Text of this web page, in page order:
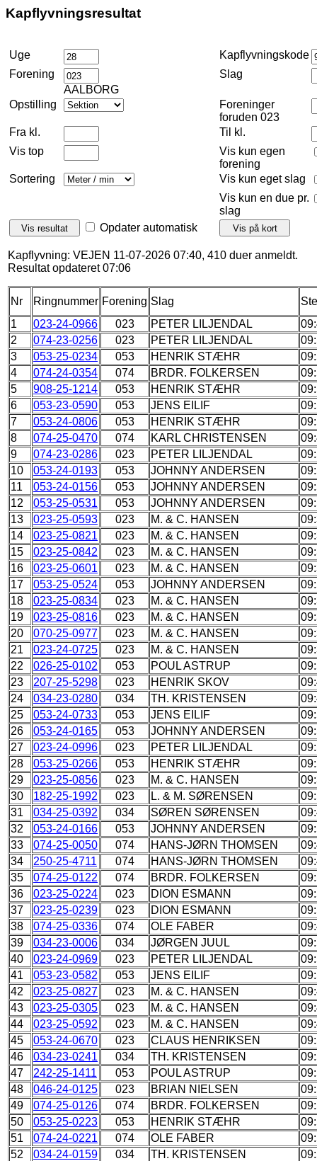
Kapflyvningsresultat
Uge
Kapflyvningskode
Forening
AALBORG
Slag
Opstilling
Foreninger
foruden 023
Fra kl.
Til kl.
Vis top
Vis kun egen
forening
Sortering
Vis kun eget slag
Vis kun en due pr.
slag
Opdater automatisk
Kapflyvning: VEJEN 11-07-2026 07:40, 410 duer anmeldt.
Resultat opdateret 07:06
Nr Ringnummer Forening Slag
1
023-24-0966 023 PETER LILJENDAL
2
074-23-0256 023 PETER LILJENDAL
3
053-25-0234 053 HENRIK STÆHR
4
074-24-0354 074 BRDR. FOLKERSEN
5
908-25-1214 053 HENRIK STÆHR
6
053-23-0590 053 JENS EILIF
7
053-24-0806 053 HENRIK STÆHR
8
074-25-0470 074 KARL CHRISTENSEN
9
074-23-0286 023 PETER LILJENDAL
10
053-24-0193 053 JOHNNY ANDERSEN
11
053-24-0156 053 JOHNNY ANDERSEN
12
053-25-0531 053 JOHNNY ANDERSEN
13
023-25-0593 023 M. & C. HANSEN
14
023-25-0821 023 M. & C. HANSEN
15
023-25-0842 023 M. & C. HANSEN
16
023-25-0601 023 M. & C. HANSEN
17
053-25-0524 053 JOHNNY ANDERSEN
18
023-25-0834 023 M. & C. HANSEN
19
023-25-0816 023 M. & C. HANSEN
20
070-25-0977 023 M. & C. HANSEN
21
023-24-0725 023 M. & C. HANSEN
22
026-25-0102 053 POUL ASTRUP
23
207-25-5298 023 HENRIK SKOV
24
034-23-0280 034 TH. KRISTENSEN
25
053-24-0733 053 JENS EILIF
26
053-24-0165 053 JOHNNY ANDERSEN
27
023-24-0996 023 PETER LILJENDAL
28
053-25-0266 053 HENRIK STÆHR
29
023-25-0856 023 M. & C. HANSEN
30
182-25-1992 023 L. & M. SØRENSEN
31
034-25-0392 034 SØREN SØRENSEN
32
053-24-0166 053 JOHNNY ANDERSEN
33
074-25-0050 074 HANS-JØRN THOMSEN
34
250-25-4711 074 HANS-JØRN THOMSEN
35
074-25-0122 074 BRDR. FOLKERSEN
36
023-25-0224 023 DION ESMANN
37
023-25-0239 023 DION ESMANN
38
074-25-0336 074 OLE FABER
39
034-23-0006 034 JØRGEN JUUL
40
023-24-0969 023 PETER LILJENDAL
41
053-23-0582 053 JENS EILIF
42
023-25-0827 023 M. & C. HANSEN
43
023-25-0305 023 M. & C. HANSEN
44
023-25-0592 023 M. & C. HANSEN
45
053-24-0670 023 CLAUS HENRIKSEN
46
034-23-0241 034 TH. KRISTENSEN
47
242-25-1411 053 POUL ASTRUP
48
046-24-0125 023 BRIAN NIELSEN
49
074-25-0126 074 BRDR. FOLKERSEN
50
053-25-0223 053 HENRIK STÆHR
51
074-24-0221 074 OLE FABER
52
034-24-0159 034 TH. KRISTENSEN